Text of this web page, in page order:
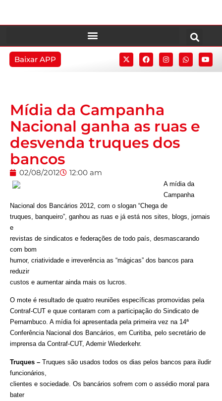
Baixar APP
Mídia da Campanha
Nacional ganha as ruas e
desvenda truques dos
bancos
02/08/2012 12:00 am
A mídia da
Campanha
Nacional dos Bancários 2012, com o slogan “Chega de
truques, banqueiro”, ganhou as ruas e já está nos sites, blogs, jornais
e
revistas de sindicatos e federações de todo país, desmascarando
com bom
humor, criatividade e irreverência as “mágicas” dos bancos para
reduzir
custos e aumentar ainda mais os lucros.
O mote é resultado de quatro reuniões específicas promovidas pela
Contraf-CUT e quue contaram com a participação do Sindicato de
Pernambuco. A mídia foi apresentada pela primeira vez na 14ª
Conferência Nacional dos Bancários, em Curitiba, pelo secretário de
imprensa da Contraf-CUT, Ademir Wiederkehr.
Truques – Truques são usados todos os dias pelos bancos para iludir
funcionários,
clientes e sociedade. Os bancários sofrem com o assédio moral para
bater